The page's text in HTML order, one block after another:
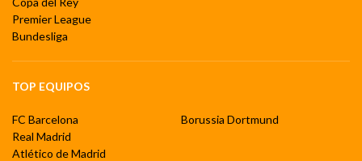
Premier League
Bundesliga
TOP EQUIPOS
FC Barcelona
Real Madrid
Atlético de Madrid
Borussia Dortmund